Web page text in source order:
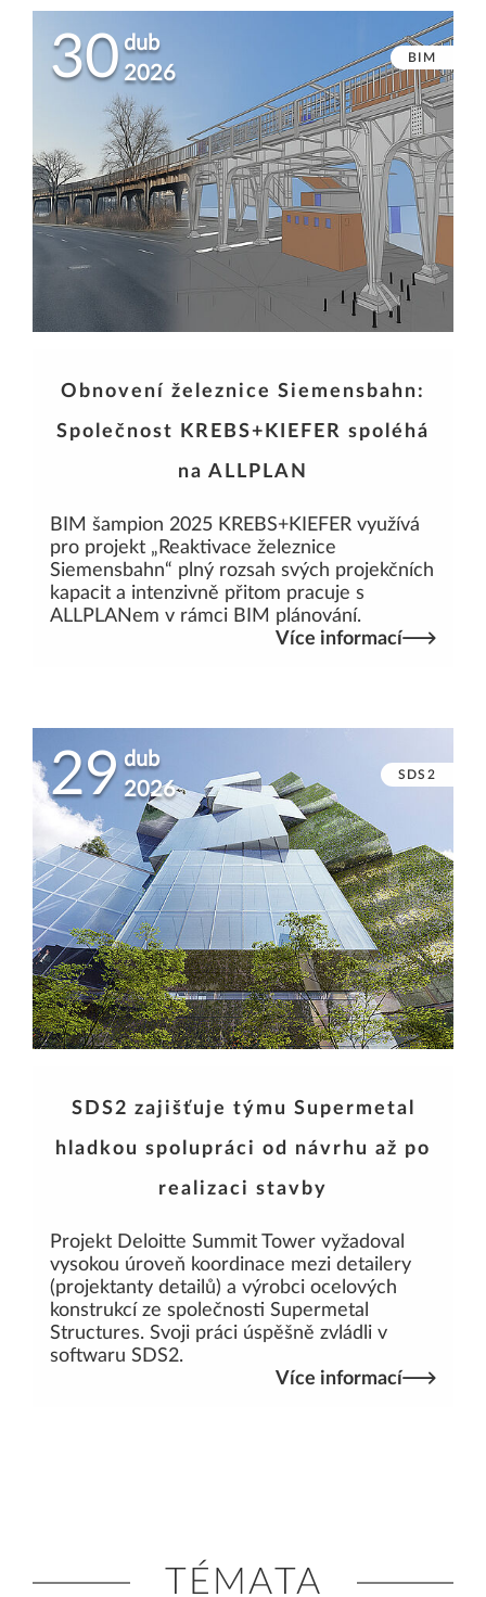
30 dub
2026
BIM
Obnovení železnice Siemensbahn:
Společnost KREBS+KIEFER spoléhá
na ALLPLAN
BIM šampion 2025 KREBS+KIEFER využívá
pro projekt „Reaktivace železnice
Siemensbahn“ plný rozsah svých projekčních
kapacit a intenzivně přitom pracuje s
ALLPLANem v rámci BIM plánování.
Více informací
29 dub
2026
SDS2
SDS2 zajišťuje týmu Supermetal
hladkou spolupráci od návrhu až po
realizaci stavby
Projekt Deloitte Summit Tower vyžadoval
vysokou úroveň koordinace mezi detailery
(projektanty detailů) a výrobci ocelových
konstrukcí ze společnosti Supermetal
Structures. Svoji práci úspěšně zvládli v
softwaru SDS2.
Více informací
TÉMATA